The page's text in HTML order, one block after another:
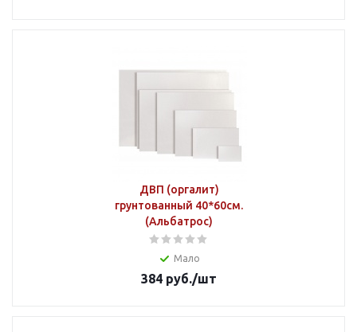
ДВП (оргалит)
грунтованный 40*60см.
(Альбатрос)
Мало
384 руб./шт